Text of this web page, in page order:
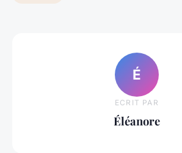
É
ECRIT PAR
Éléanore